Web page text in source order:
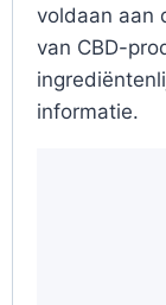
voldaan aan
van CBD-
informatie.